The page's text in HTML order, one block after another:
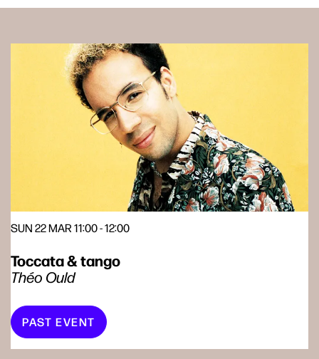
Toccata & tango
Théo Ould
SUN 22 MAR11:00 - 12:00
PAST EVENT